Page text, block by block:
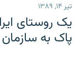
اصلی
رفتن
صفحه
رادیو
انتخاب کنید و بشنوید
پادکست
تیر ۱۴, ۱۳۸۹
يک روستای
پاک به